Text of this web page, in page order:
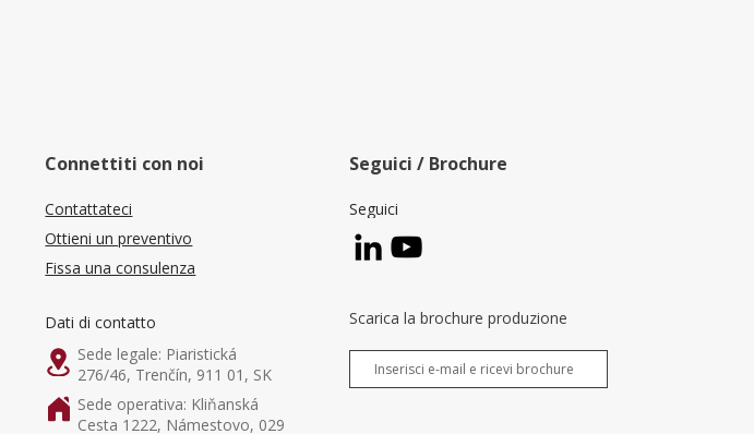
Connettiti con noi
Contattateci
Ottieni un preventivo
Fissa una consulenza
Dati di contatto
Sede legale: Piaristická
276/46, Trenčín, 911 01, SK
Sede operativa: Kliňanská
Cesta 1222, Námestovo, 029
Seguici / Brochure
Seguici
Scarica la brochure produzione